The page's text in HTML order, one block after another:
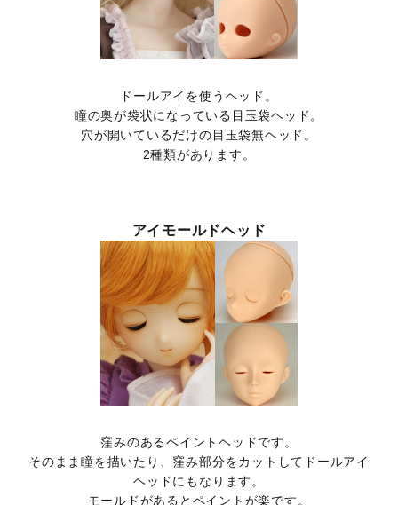
ドールアイを使うヘッド。
瞳の奥が袋状になっている目玉袋ヘッド。
穴が開いているだけの目玉袋無ヘッド。
2種類があります。
アイモールドヘッド
窪みのあるペイントヘッドです。
そのまま瞳を描いたり、窪み部分をカットしてドールアイ
ヘッドにもなります。
モールドがあるとペイントが楽です。